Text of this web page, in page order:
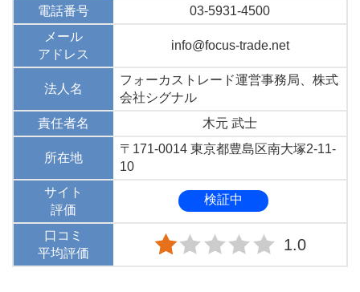
電話番号
03-5931-4500
メール
アドレス
info@focus-trade.net
法人名
フォーカストレード運営事務局、株式
会社シグナル
責任者名
木元 武士
所在地
〒171-0014 東京都豊島区南大塚2-11-
10
サイト
評価
検証中
口コミ
平均評価
1.0